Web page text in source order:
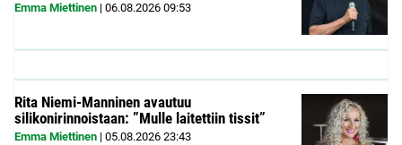
Emma Miettinen | 06.08.2026 09:53
Rita Niemi-Manninen avautuu
silikonirinnoistaan: ”Mulle laitettiin tissit”
Emma Miettinen | 05.08.2026 23:43